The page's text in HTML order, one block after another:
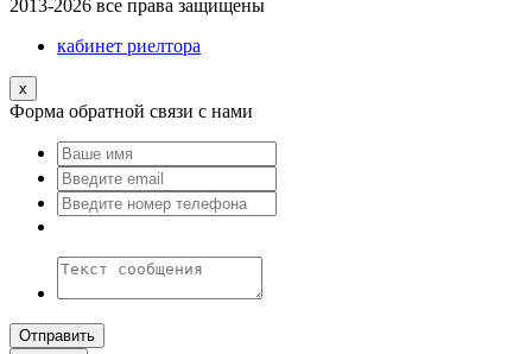
2013-2026 все права защищены
кабинет риелтора
x
Форма обратной связи с нами